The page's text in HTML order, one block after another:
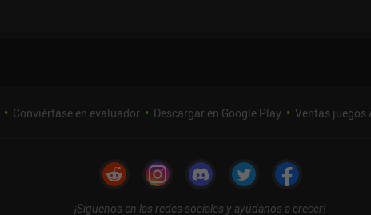
Conviértase en evaluador Descargar en Google Play Ventas juegos
¡Síguenos en las redes sociales y ayúdanos a crecer!